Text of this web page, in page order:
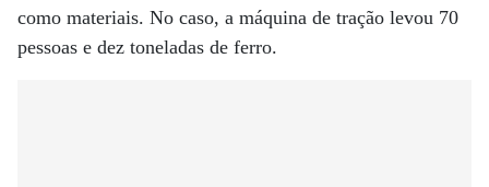
como materiais. No caso, a máquina de tração levou 70
pessoas e dez toneladas de ferro.